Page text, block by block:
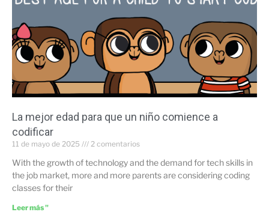
La mejor edad para que un niño comience a
codificar
11 de mayo de 2025 2 comentarios
With the growth of technology and the demand for tech skills in
the job market, more and more parents are considering coding
classes for their
Leer más "